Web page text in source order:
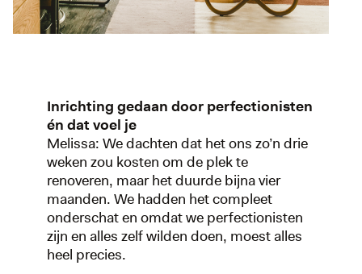
Inrichting gedaan door perfectionisten
én dat voel je
Melissa: We dachten dat het ons zo’n drie
weken zou kosten om de plek te
renoveren, maar het duurde bijna vier
maanden. We hadden het compleet
onderschat en omdat we perfectionisten
zijn en alles zelf wilden doen, moest alles
heel precies.